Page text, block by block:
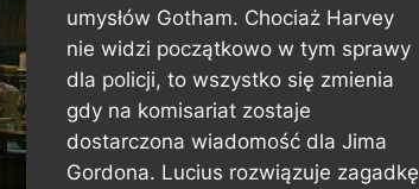
umysłów Gotham. Chociaż Harvey
nie widzi początkowo w tym sprawy
dla policji, to wszystko się zmienia
gdy na komisariat zostaje
dostarczona wiadomość dla Jima
Gordona. Lucius rozwiązuje zagadkę